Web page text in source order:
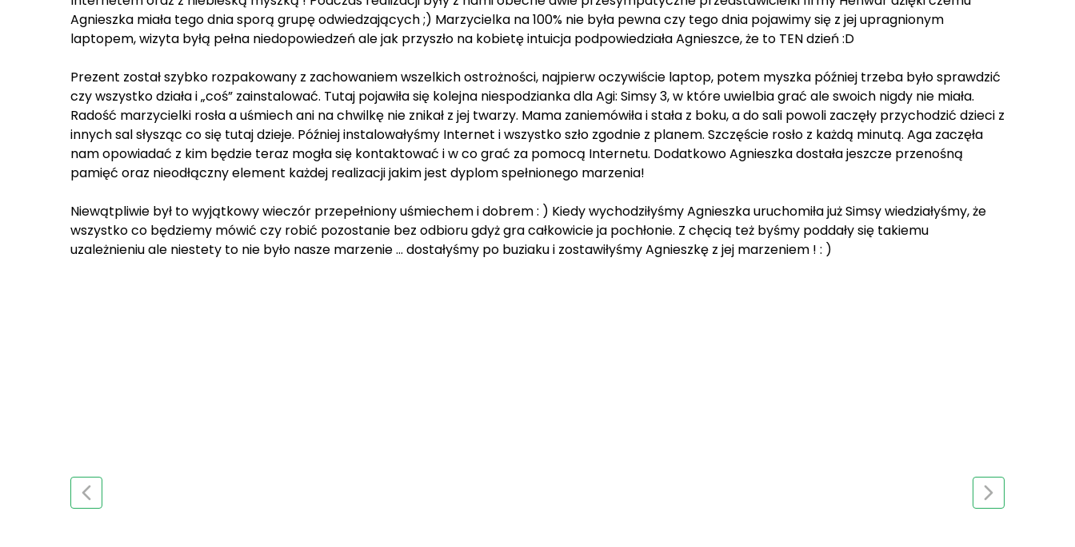
Agnieszka miała tego dnia sporą grupę odwiedzających ;) Marzycielka na 100% nie była pewna czy tego dnia pojawimy się z jej upragnionym
laptopem, wizyta byłą pełna niedopowiedzeń ale jak przyszło na kobietę intuicja podpowiedziała Agnieszce, że to TEN dzień :D
Prezent został szybko rozpakowany z zachowaniem wszelkich ostrożności, najpierw oczywiście laptop, potem myszka później trzeba było sprawdzić
czy wszystko działa i „coś” zainstalować. Tutaj pojawiła się kolejna niespodzianka dla Agi: Simsy 3, w które uwielbia grać ale swoich nigdy nie miała.
Radość marzycielki rosła a uśmiech ani na chwilkę nie znikał z jej twarzy. Mama zaniemówiła i stała z boku, a do sali powoli zaczęły przychodzić dzieci z
innych sal słysząc co się tutaj dzieje. Później instalowałyśmy Internet i wszystko szło zgodnie z planem. Szczęście rosło z każdą minutą. Aga zaczęła
nam opowiadać z kim będzie teraz mogła się kontaktować i w co grać za pomocą Internetu. Dodatkowo Agnieszka dostała jeszcze przenośną
pamięć oraz nieodłączny element każdej realizacji jakim jest dyplom spełnionego marzenia!
Niewątpliwie był to wyjątkowy wieczór przepełniony uśmiechem i dobrem : ) Kiedy wychodziłyśmy Agnieszka uruchomiła już Simsy wiedziałyśmy, że
wszystko co będziemy mówić czy robić pozostanie bez odbioru gdyż gra całkowicie ja pochłonie. Z chęcią też byśmy poddały się takiemu
uzależnieniu ale niestety to nie było nasze marzenie … dostałyśmy po buziaku i zostawiłyśmy Agnieszkę z jej marzeniem ! : )